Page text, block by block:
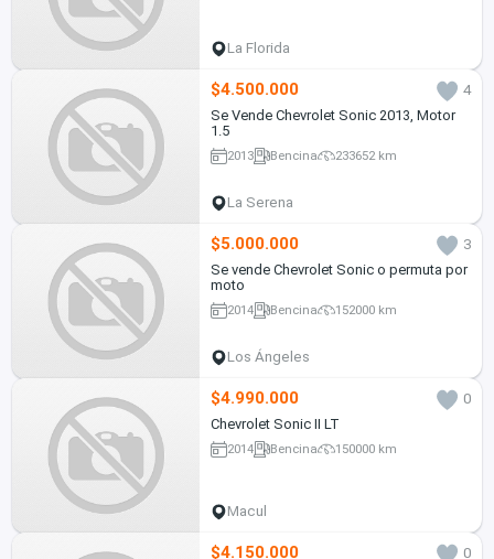
La Florida
$4.500.000
4
Se Vende Chevrolet Sonic 2013, Motor
1.5
2013 Bencina 233652 km
La Serena
$5.000.000
3
Se vende Chevrolet Sonic o permuta por
moto
2014 Bencina 152000 km
Los Ángeles
$4.990.000
0
Chevrolet Sonic II LT
2014 Bencina 150000 km
Macul
$4.150.000
0